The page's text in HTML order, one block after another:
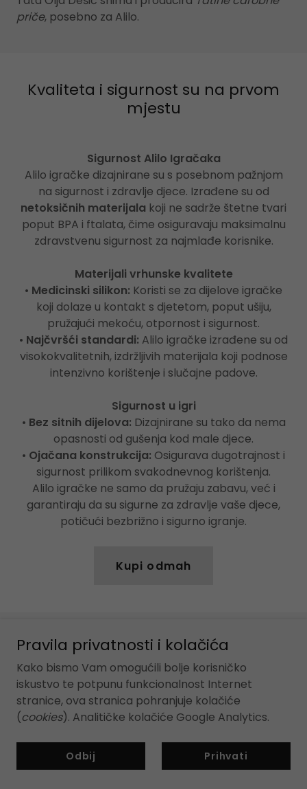
priče, posebno za Alilo.
Kvaliteta i sigurnost su na prvom
mjestu
Sigurnost Alilo Igračaka
Alilo igračke dizajnirane su s posebnom pažnjom
na sigurnost i zdravlje djece. Izrađene su od
netoksičnih materijala koji ne sadrže štetne tvari
poput BPA i ftalata, čime osiguravaju maksimalnu
zdravstvenu sigurnost za najmlađe korisnike.
Materijali vrhunske kvalitete
• Medicinski silikon: Koristi se za dijelove igračke
koji dolaze u kontakt s djetetom, poput ušiju,
pružajući mekoću, otpornost i sigurnost.
• Najčvršći standardi: Alilo igračke izrađene su od
visokokvalitetnih, izdržljivih materijala koji podnose
intenzivno korištenje i slučajne padove.
Sigurnost u igri
• Bez sitnih dijelova: Dizajnirane su tako da nema
opasnosti od gušenja kod male djece.
• Ojačana konstrukcija: Osigurava dugotrajnost i
sigurnost prilikom svakodnevnog korištenja.
Alilo igračke ne samo da pružaju zabavu, već i
garantiraju da su sigurne za zdravlje vaše djece,
potičući bezbrižno i sigurno igranje.
Kupi odmah
Galerija
Pravila privatnosti i kolačića
Kako bismo Vam omogućili bolje korisničko
iskustvo te potpunu funkcionalnost Internet
stranice, ova stranica pohranjuje kolačiće
(cookies). Analitičke kolačiće Google Analytics.
Odbij Prihvati